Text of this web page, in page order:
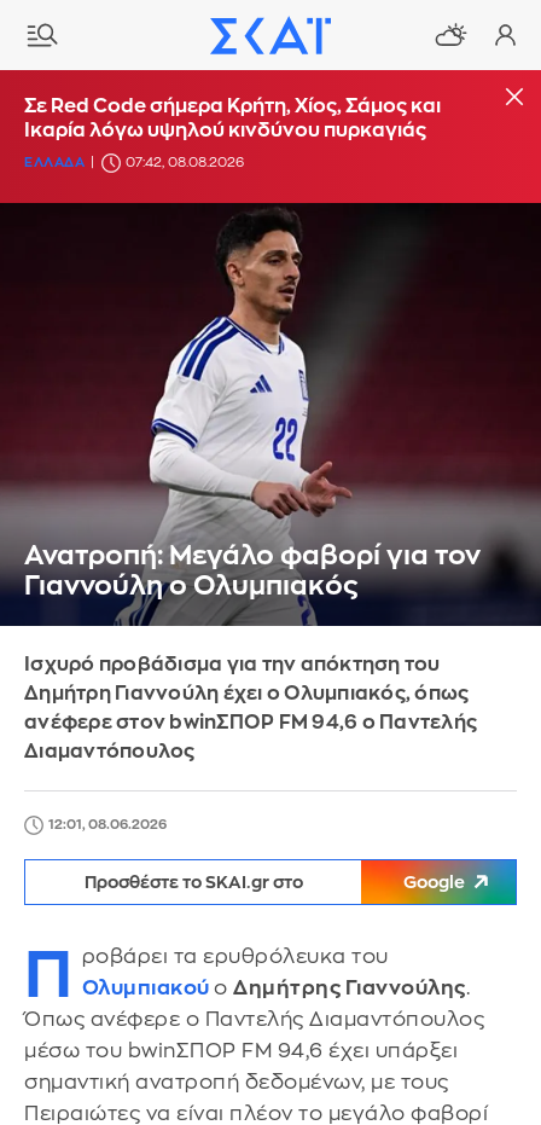
Σε Red Code σήμερα Κρήτη, Χίος, Σάμος και
Ικαρία λόγω υψηλού κινδύνου πυρκαγιάς
ΕΛΛΑΔΑ 07:42, 08.08.2026
Ανατροπή: Μεγάλο φαβορί για τον
Γιαννούλη ο Ολυμπιακός
Ισχυρό προβάδισμα για την απόκτηση του
Δημήτρη Γιαννούλη έχει ο Ολυμπιακός, όπως
ανέφερε στον bwinΣΠΟΡ FM 94,6 ο Παντελής
Διαμαντόπουλος
12:01, 08.06.2026
Προσθέστε το SKAI.gr στο Google
Π
ροβάρει τα ερυθρόλευκα του
Ολυμπιακού ο Δημήτρης Γιαννούλης.
Όπως ανέφερε ο Παντελής Διαμαντόπουλος
μέσω του bwinΣΠΟΡ FM 94,6 έχει υπάρξει
σημαντική ανατροπή δεδομένων, με τους
Πειραιώτες να είναι πλέον το μεγάλο φαβορί